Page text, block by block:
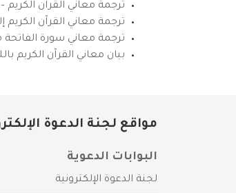
ترجمة معاني القرآن الكريم
ترجمة معاني القرآن
ترجمة معاني سورة الفاتحة
بيان معاني القرآن الكريم
مواقع لجنة الدعوة
البوابات الدعوية
لجنة الدعوة الإلكترونية